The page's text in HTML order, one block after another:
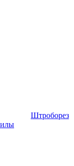
Штроборез